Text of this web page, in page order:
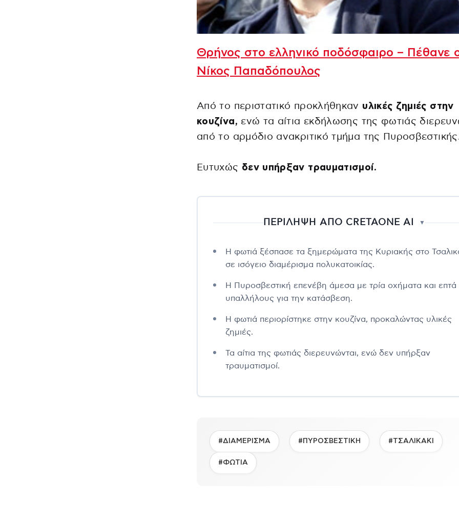
Θρήνος στο ελληνικό ποδόσφαιρο – Πέθανε
Νίκος Παπαδόπουλος
Από το περιστατικό προκλήθηκαν υλικές ζημιές στην
κουζίνα, ενώ τα αίτια εκδήλωσης της φωτιάς
από το αρμόδιο ανακριτικό τμήμα της
Ευτυχώς δεν υπήρξαν τραυματισμοί.
ΠΕΡΙΛΗΨΗ ΑΠΟ CRETAONE AI ▼
Η φωτιά ξέσπασε τα ξημερώματα της Κυριακής στο
σε ισόγειο διαμέρισμα πολυκατοικίας.
Η Πυροσβεστική επενέβη άμεσα με τρία οχήματα και επτά
υπαλλήλους για την κατάσβεση.
Η φωτιά περιορίστηκε στην κουζίνα, προκαλώντας υλικές
ζημιές.
Τα αίτια της φωτιάς διερευνώνται, ενώ δεν υπήρξαν
τραυματισμοί.
#ΔΙΑΜΕΡΙΣΜΑ #ΠΥΡΟΣΒΕΣΤΙΚΗ #ΤΣΑΛΙΚΑΚΙ
#ΦΩΤΙΑ